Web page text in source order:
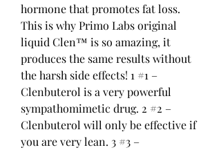
hormone that promotes fat loss.
This is why Primo Labs original
liquid Clen™ is so amazing, it
produces the same results without
the harsh side effects! 1 #1 –
Clenbuterol is a very powerful
sympathomimetic drug. 2 #2 –
Clenbuterol will only be effective if
you are very lean. 3 #3 –